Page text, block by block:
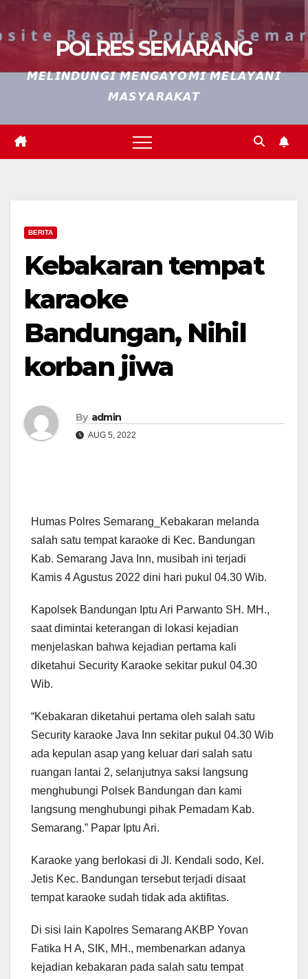
POLRES SEMARANG
𝙈𝙀𝙇𝙄𝙉𝘿𝙐𝙉𝙂𝙄 𝙈𝙀𝙉𝙂𝘼𝙔𝙊𝙈𝙄 𝙈𝙀𝙇𝘼𝙔𝘼𝙉𝙄
𝙈𝘼𝙎𝙔𝘼𝙍𝘼𝙆𝘼𝙏
BERITA
Kebakaran tempat
karaoke
Bandungan, Nihil
korban jiwa
By admin
AUG 5, 2022
Humas Polres Semarang_Kebakaran melanda
salah satu tempat karaoke di Kec. Bandungan
Kab. Semarang Java Inn, musibah ini terjadi
Kamis 4 Agustus 2022 dini hari pukul 04.30 Wib.
Kapolsek Bandungan Iptu Ari Parwanto SH. MH.,
saat dimintai keterangan di lokasi kejadian
menjelaskan bahwa kejadian pertama kali
diketahui Security Karaoke sekitar pukul 04.30
Wib.
“Kebakaran diketahui pertama oleh salah satu
Security karaoke Java Inn sekitar pukul 04.30 Wib
ada kepulan asap yang keluar dari salah satu
ruangan lantai 2, selanjutnya saksi langsung
menghubungi Polsek Bandungan dan kami
langsung menghubungi pihak Pemadam Kab.
Semarang.” Papar Iptu Ari.
Karaoke yang berlokasi di Jl. Kendali sodo, Kel.
Jetis Kec. Bandungan tersebut terjadi disaat
tempat karaoke sudah tidak ada aktifitas.
Di sisi lain Kapolres Semarang AKBP Yovan
Fatika H A, SIK, MH., membenarkan adanya
kejadian kebakaran pada salah satu tempat